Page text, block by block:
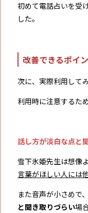
初めて電話占いを受
した。
改善できるポイ
次に、実際利用して
利用時に注意するた
話し方が淡白な点と
雪下氷姫先生は想像
言葉がほしい人には
また音声が小さめで、
と聞き取りづらい場